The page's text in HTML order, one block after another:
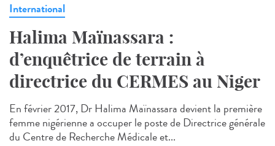
International
Halima Maïnassara :
d’enquêtrice de terrain à
directrice du CERMES au Niger
En février 2017, Dr Halima Maïnassara devient la première
femme nigérienne a occuper le poste de Directrice générale
du Centre de Recherche Médicale et...